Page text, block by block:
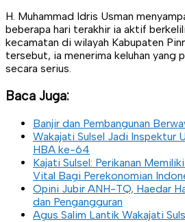
H. Muhammad Idris Usman
beberapa hari terakhir ia aktif
kecamatan di wilayah Kabupaten
tersebut, ia menerima keluhan yang
secara serius.
Baca Juga:
Banjir dan Pembangunan
Wakajati Sulsel Jadi Inspektur
HBA ke-64
Kajati Sulsel: Perikanan
Vital Bagi Perekonomian
Opini Jubir ANH-TQ, Haedar
dan Pengangguran
Agus Salim Lantik Wakajati